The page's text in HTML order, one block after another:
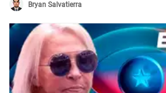
Bryan Salvatierra